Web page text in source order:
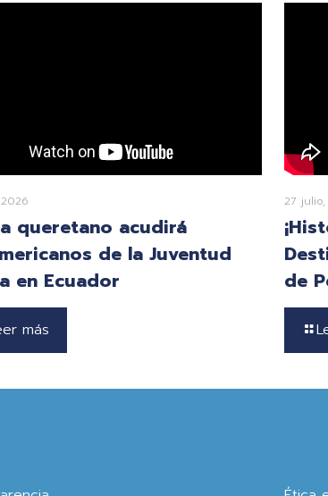
queretano acudirá
de la Juventud
en Ecuador
más
27
de